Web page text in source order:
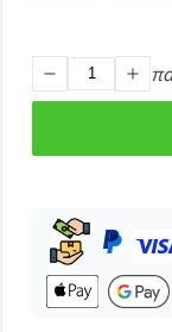
επιλέγοντας
δεδομένο
κάνοντας
Αποθήκευση.
Αποδέχομαι
όλα!